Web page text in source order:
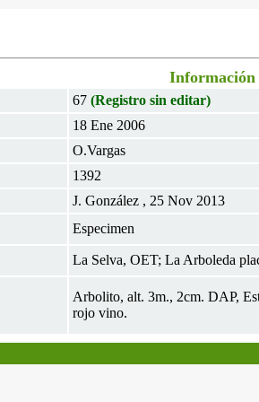
Información
67 (Registro sin editar)
18 Ene 2006
O.Vargas
1392
J. González , 25 Nov 2013
Especimen
La Selva, OET; La Arboleda
Arbolito, alt. 3m., 2cm. DAP,
rojo vino.